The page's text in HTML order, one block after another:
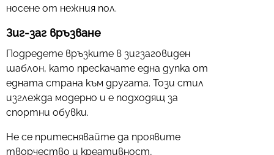
носене от нежния пол.
Зиг-заг връзване
Подредете връзките в зигзаговиден
шаблон, като прескачате една дупка от
едната страна към другата. Този стил
изглежда модерно и е подходящ за
спортни обувки.
Не се притеснявайте да проявите
творчество и креативност,